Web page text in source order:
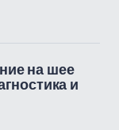
на шее
и